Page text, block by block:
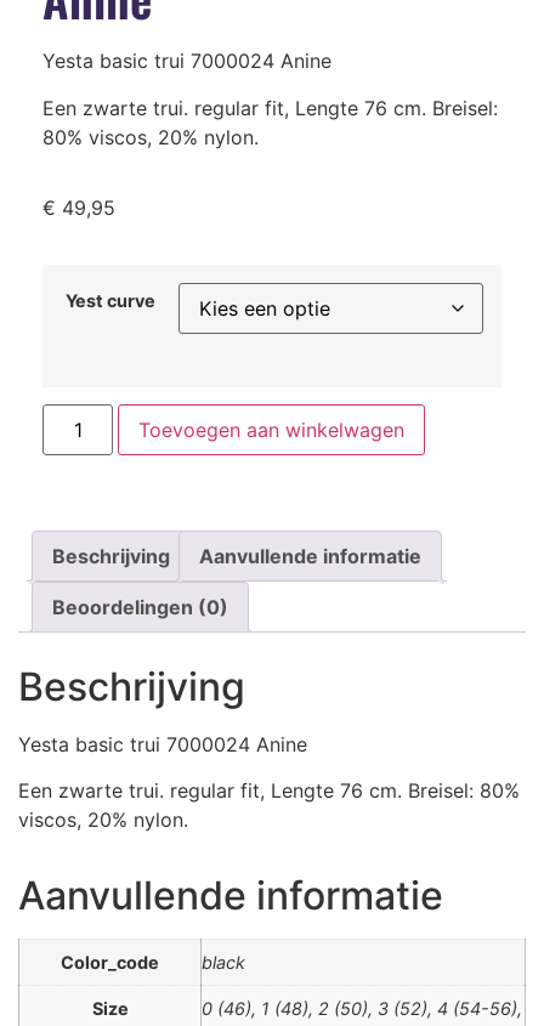
Yesta basic trui 7000024 Anine
Een zwarte trui. regular fit, Lengte 76 cm. Breisel:
80% viscos, 20% nylon.
€ 49,95
Yest curve
Toevoegen aan winkelwagen
Beschrijving Aanvullende informatie
Beoordelingen (0)
Beschrijving
Yesta basic trui 7000024 Anine
Een zwarte trui. regular fit, Lengte 76 cm. Breisel: 80%
viscos, 20% nylon.
Aanvullende informatie
Color_code black
Size
0 (46), 1 (48), 2 (50), 3 (52), 4 (54-56),